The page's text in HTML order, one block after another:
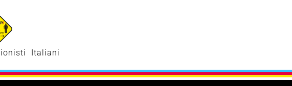
Italiani